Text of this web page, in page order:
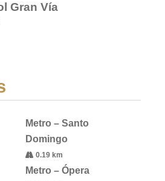
Gran Vía
Metro – Santo
Domingo
0.19 km
Metro – Ópera